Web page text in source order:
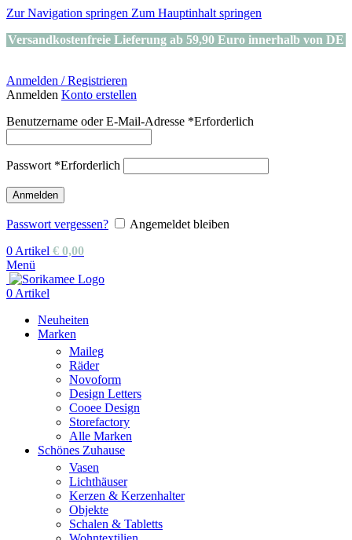
Zur Navigation springen Zum Hauptinhalt springen
Versandkostenfreie Lieferung ab 59,90 Euro innerhalb von DE
Anmelden / Registrieren
Anmelden Konto erstellen
Benutzername oder E-Mail-Adresse *Erforderlich
Passwort *Erforderlich
Anmelden
Passwort vergessen?
Angemeldet bleiben
0 Artikel € 0,00
Menü
0 Artikel
Neuheiten
Marken
Maileg
Räder
Novoform
Design Letters
Cooee Design
Storefactory
Alle Marken
Schönes Zuhause
Vasen
Lichthäuser
Kerzen & Kerzenhalter
Objekte
Schalen & Tabletts